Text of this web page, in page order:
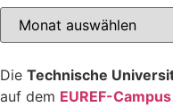
Archiv
Die Technische
auf dem EUREF-